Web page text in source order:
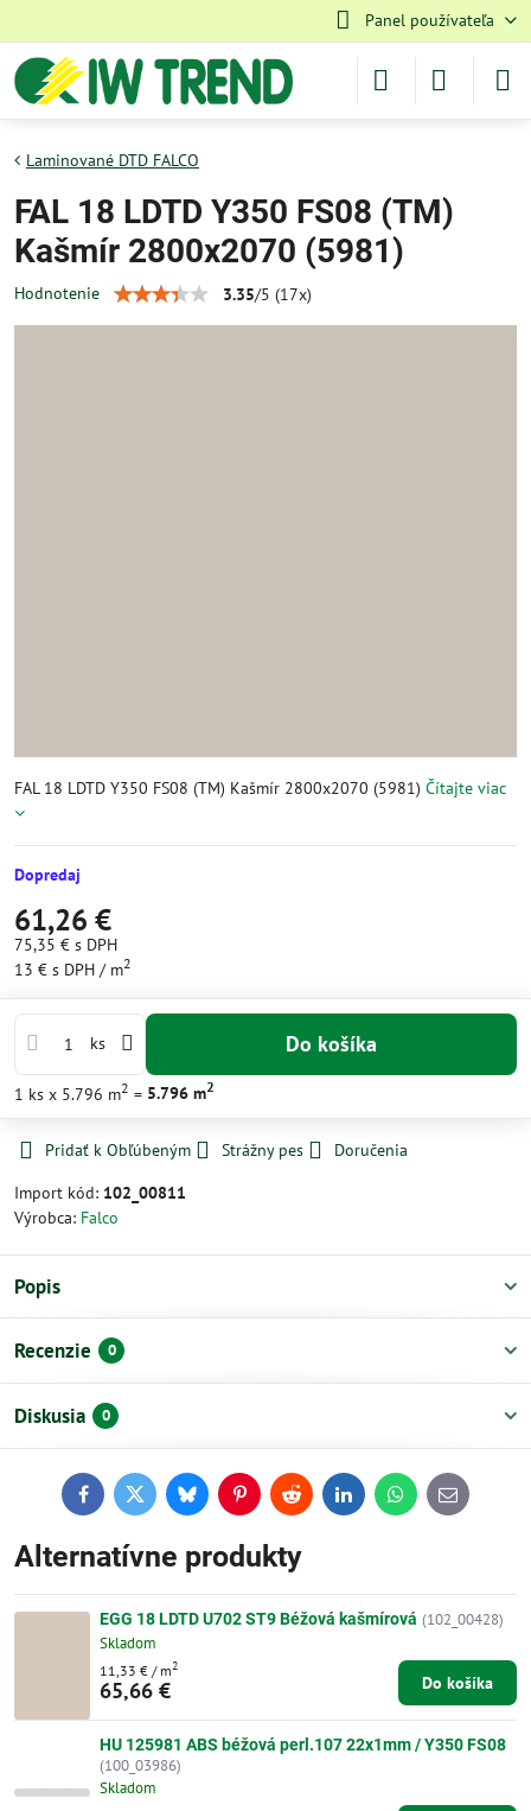
Panel používateľa
Laminované DTD FALCO
FAL 18 LDTD Y350 FS08 (TM)
Kašmír 2800x2070 (5981)
Hodnotenie 3.35/5 (17x)
FAL 18 LDTD Y350 FS08 (TM) Kašmír 2800x2070 (5981) Čítajte viac
Dopredaj
61,26 €
75,35 € s DPH
13 € s DPH / m2
ks Do košíka
1 ks x 5.796 m2 = 5.796 m2
Pridať k Obľúbeným Strážny pes
Doručenia
Import kód: 102_00811
Výrobca: Falco
Popis
Recenzie 0
Diskusia 0
FacebookTwitterBlueskyPinterestReddit LinkedInWhatsApp
E-
mail
Alternatívne produkty
EGG 18 LDTD U702 ST9 Béžová kašmírová (102_00428)
Skladom
65,66 €
11,33 € / m2
Do košíka
HU 125981 ABS béžová perl.107 22x1mm / Y350 FS08
(100_03986)
Skladom